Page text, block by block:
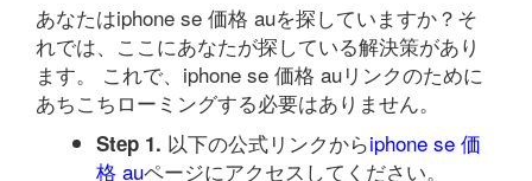
あなたはiphone se 価格 auを探していますか？そ
れでは、ここにあなたが探している解決策があり
ます。 これで、iphone se 価格 auリンクのために
あちこちローミングする必要はありません。
Step 1. 以下の公式リンクからiphone se 価
格 auページにアクセスしてください。